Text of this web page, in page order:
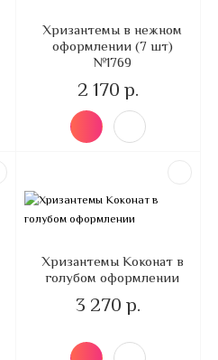
Хризантемы в нежном
оформлении (7 шт)
№1769
2 170 р.
Хризантемы Коконат в
голубом оформлении
3 270 р.